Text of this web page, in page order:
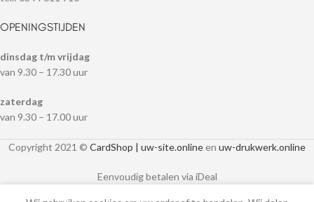
OPENINGSTIJDEN
dinsdag t/m vrijdag
van 9.30 – 17.30 uur
zaterdag
van 9.30 – 17.00 uur
Copyright 2021 © CardShop | uw-site.onlineen uw-drukwerk.online
Eenvoudig betalen via iDeal